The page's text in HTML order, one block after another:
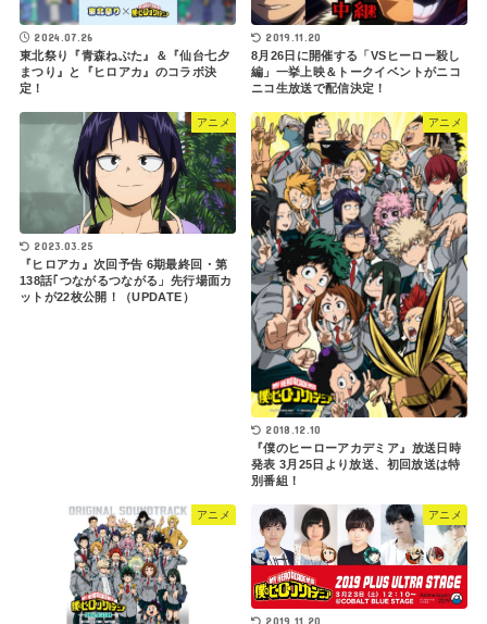
2024.07.26
東北祭り『青森ねぶた』＆『仙台七夕
まつり』と『ヒロアカ』のコラボ決
定！
2019.11.20
8月26日に開催する「VSヒーロー殺し
編」一挙上映＆トークイベントがニコ
ニコ生放送で配信決定！
アニメ
2023.03.25
『ヒロアカ』次回予告 6期最終回・第
138話｢つながるつながる」先行場面カ
ットが22枚公開！（UPDATE）
アニメ
2018.12.10
『僕のヒーローアカデミア』放送日時
発表 3月25日より放送、初回放送は特
別番組！
アニメ アニメ
2019.11.20